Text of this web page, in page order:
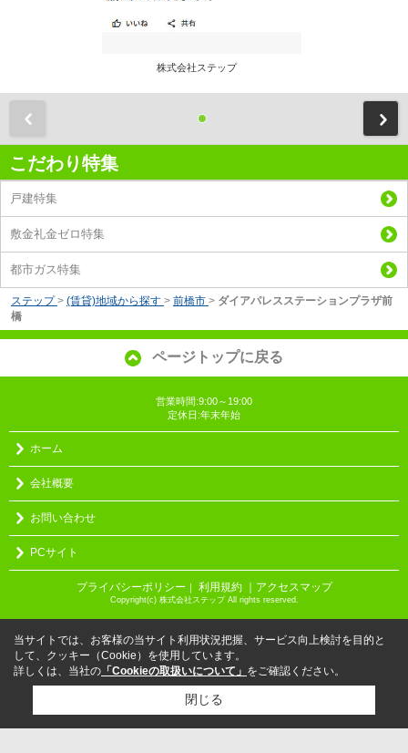
株式会社ステップ
こだわり特集
戸建特集
敷金礼金ゼロ特集
都市ガス特集
ステップ > (賃貸)地域から探す > 前橋市 > ダイアパレスステーションプラザ前
橋
ページトップに戻る
営業時間:9:00～19:00
定休日:年末年始
ホーム
会社概要
お問い合わせ
PCサイト
プライバシーポリシー 利用規約 ｜アクセスマップ
Copyright(c) 株式会社ステップ All rights reserved.
当サイトでは、お客様の当サイト利用状況把握、サービス向上検討を目的と
して、クッキー（Cookie）を使用しています。
詳しくは、当社の 「Cookieの取扱いについて」 をご確認ください。
閉じる